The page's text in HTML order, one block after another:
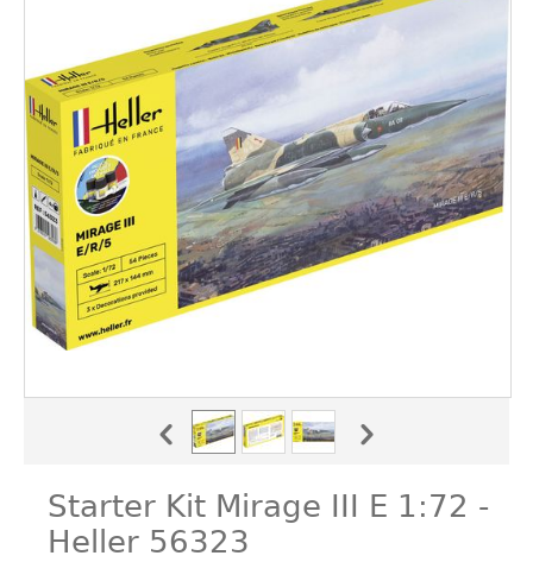
Starter Kit Mirage III E 1:72 -
Heller 56323